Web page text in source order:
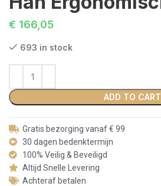
€ 166,05
693 in stock
ADD TO CART
Gratis bezorging vanaf € 99
30 dagen bedenktermijn
100% Veilig & Beveiligd
Altijd Snelle Levering
Achteraf betalen